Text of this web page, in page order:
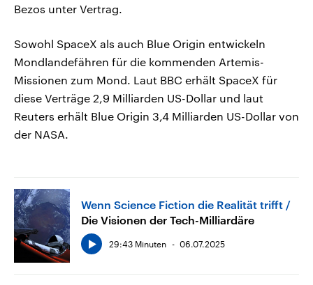
Bezos unter Vertrag.
Sowohl SpaceX als auch Blue Origin entwickeln
Mondlandefähren für die kommenden Artemis-
Missionen zum Mond. Laut BBC erhält SpaceX für
diese Verträge 2,9 Milliarden US-Dollar und laut
Reuters erhält Blue Origin 3,4 Milliarden US-Dollar von
der NASA.
Wenn Science Fiction die Realität trifft
Die Visionen der Tech-Milliardäre
29:43 Minuten 06.07.2025